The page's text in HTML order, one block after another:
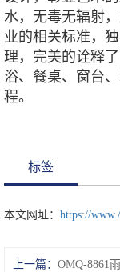
水，无毒无辐射
业的相关标准，
理，完美的诠释
浴、餐桌、窗台
程。
标签
本文网址： https://
上一篇： OMQ-8861